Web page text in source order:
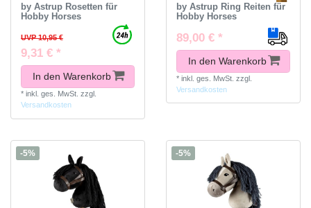
by Astrup Rosetten für
Hobby Horses
UVP 10,95 €
9,31 € *
In den Warenkorb
* inkl. ges. MwSt. zzgl.
Versandkosten
by Astrup Ring Reiten für
Hobby Horses
89,00 € *
In den Warenkorb
* inkl. ges. MwSt. zzgl.
Versandkosten
-5% -5%